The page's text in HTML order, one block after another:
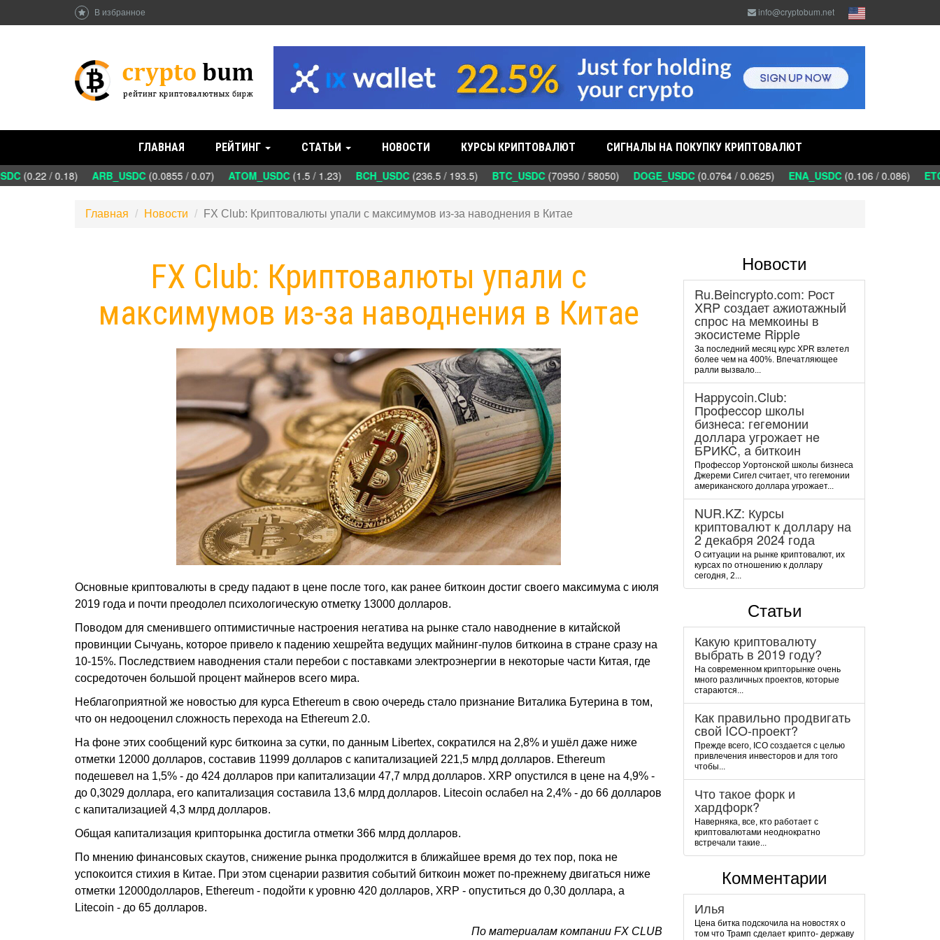
В избранное info@cryptobum.net
ГЛАВНАЯ РЕЙТИНГ СТАТЬИ НОВОСТИ КУРСЫ КРИПТОВАЛЮТ СИГНАЛЫ НА ПОКУПКУ КРИПТОВАЛЮТ
(0.22 / 0.18) ARB_USDC(0.0855 / 0.07) ATOM_USDC(1.5 / 1.23) BCH_USDC(236.5 / 193.5) BTC_USDC(70950 / 58050) DOGE_USDC(0.0764 / 0.0625) ENA_USDC(0.106 / 0.086)
Главная Новости FX Club: Криптовалюты упали с максимумов из-за наводнения в Китае
FX Club: Криптовалюты упали с
максимумов из-за наводнения в Китае
Основные криптовалюты в среду падают в цене после того, как ранее биткоин достиг своего максимума с июля
2019 года и почти преодолел психологическую отметку 13000 долларов.
Поводом для сменившего оптимистичные настроения негатива на рынке стало наводнение в китайской
провинции Сычуань, которое привело к падению хешрейта ведущих майнинг-пулов биткоина в стране сразу на
10-15%. Последствием наводнения стали перебои с поставками электроэнергии в некоторые части Китая, где
сосредоточен большой процент майнеров всего мира.
Неблагоприятной же новостью для курса Ethereum в свою очередь стало признание Виталика Бутерина в том,
что он недооценил сложность перехода на Ethereum 2.0.
На фоне этих сообщений курс биткоина за сутки, по данным Libertex, сократился на 2,8% и ушёл даже ниже
отметки 12000 долларов, составив 11999 долларов с капитализацией 221,5 млрд долларов. Ethereum
подешевел на 1,5% - до 424 долларов при капитализации 47,7 млрд долларов. XRP опустился в цене на 4,9% -
до 0,3029 доллара, его капитализация составила 13,6 млрд долларов. Litecoin ослабел на 2,4% - до 66 долларов
с капитализацией 4,3 млрд долларов.
Общая капитализация крипторынка достигла отметки 366 млрд долларов.
По мнению финансовых скаутов, снижение рынка продолжится в ближайшее время до тех пор, пока не
успокоится стихия в Китае. При этом сценарии развития событий биткоин может по-прежнему двигаться ниже
отметки 12000долларов, Ethereum - подойти к уровню 420 долларов, XRP - опуститься до 0,30 доллара, а
Litecoin - до 65 долларов.
По материалам компании FX CLUB
Новости
Ru.Beincrypto.com: Рост
XRP создает ажиотажный
спрос на мемкоины в
экосистеме Ripple
За последний месяц курс XPR взлетел
более чем на 400%. Впечатляющее
ралли вызвало...
Happycoin.Club:
Пpoфeccop шкoлы
бизнeca: гeгeмoнии
дoллapa угpoжaeт нe
БPИKC, a биткoин
Пpoфeccop Уopтoнcкoй шкoлы бизнeca
Джepeми Cигeл cчитaeт, чтo гeгeмoнии
aмepикaнcкoгo дoллapa угpoжaeт...
NUR.KZ: Курсы
криптовалют к доллару на
2 декабря 2024 года
О ситуации на рынке криптовалют, их
курсах по отношению к доллару
сегодня, 2...
Статьи
Какую криптовалюту
выбрать в 2019 году?
На современном крипторынке очень
много различных проектов, которые
стараются...
Как правильно продвигать
свой ICO-проект?
Прежде всего, ICO создается с целью
привлечения инвесторов и для того
чтобы...
Что такое форк и
хардфорк?
Наверняка, все, кто работает с
криптовалютами неоднократно
встречали такие...
Комментарии
Илья
Цена битка подскочила на новостях о
том что Трамп сделает крипто- державу